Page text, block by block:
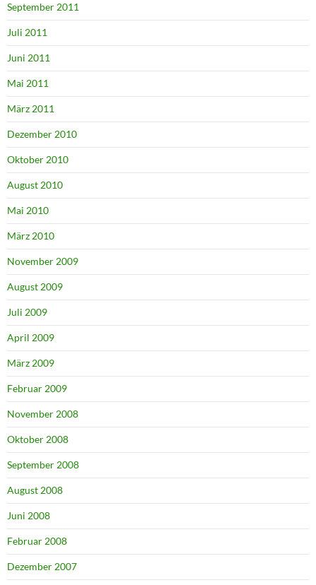
September 2011
Juli 2011
Juni 2011
Mai 2011
März 2011
Dezember 2010
Oktober 2010
August 2010
Mai 2010
März 2010
November 2009
August 2009
Juli 2009
April 2009
März 2009
Februar 2009
November 2008
Oktober 2008
September 2008
August 2008
Juni 2008
Februar 2008
Dezember 2007